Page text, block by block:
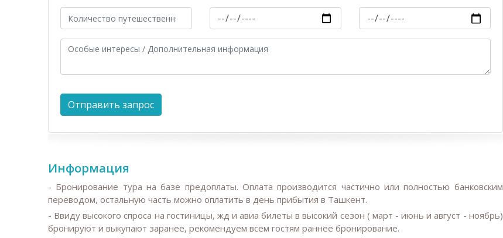
Информация
- Бронирование тура на базе предоплаты. Оплата производится частично или полностью банковским
переводом, остальную часть можно оплатить в день прибытия в Ташкент.
- Ввиду высокого спроса на гостиницы, жд и авиа билеты в высокий сезон ( март - июнь и август - ноябрь)
бронируют и выкупают заранее, рекомендуем всем гостям раннее бронирование.